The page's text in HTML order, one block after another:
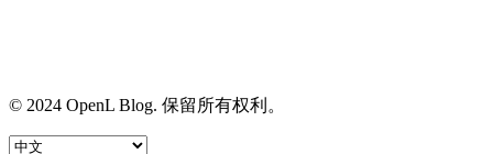
© 2024 OpenL Blog. 保留所有权利。